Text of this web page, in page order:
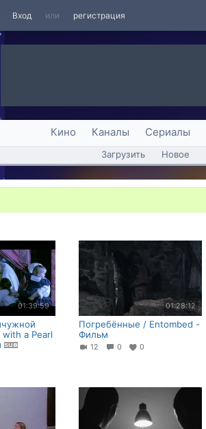
Вход или регистрация
Кино Каналы Сериалы
Загрузить Новое
01:39:59
a Pearl
01:28:12
Погребённые / Entombed -
Фильм
12 0 0